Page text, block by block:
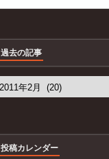
過去の記事
投稿カレンダー